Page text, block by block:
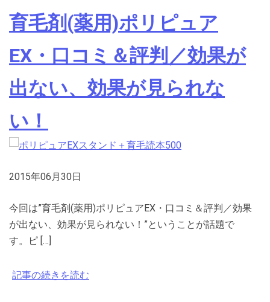
育毛剤(薬用)ポリピュア
EX・口コミ＆評判／効果が
出ない、効果が見られな
い！
2015年06月30日
今回は”育毛剤(薬用)ポリピュアEX・口コミ＆評判／効果
が出ない、効果が見られない！”ということが話題で
す。ピ […]
記事の続きを読む